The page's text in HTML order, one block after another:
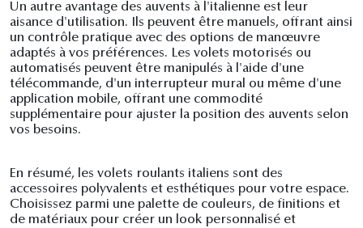
Un autre avantage des auvents à l'italienne est leur
aisance d'utilisation. Ils peuvent être manuels, offrant ainsi
un contrôle pratique avec des options de manœuvre
adaptés à vos préférences. Les volets motorisés ou
automatisés peuvent être manipulés à l'aide d'une
télécommande, d'un interrupteur mural ou même d'une
application mobile, offrant une commodité
supplémentaire pour ajuster la position des auvents selon
vos besoins.
En résumé, les volets roulants italiens sont des
accessoires polyvalents et esthétiques pour votre espace.
Choisissez parmi une palette de couleurs, de finitions et
de matériaux pour créer un look personnalisé et